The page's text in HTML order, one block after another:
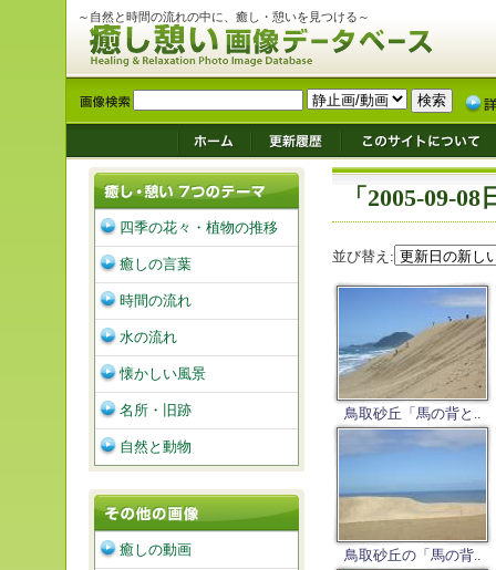
～自然と時間の流れの中に、癒し・憩いを見つける～
「2005-09-
並び替え:
鳥取砂丘「馬の背と..
鳥取砂丘の「馬の背..
四季の花々・植物の推移
癒しの言葉
時間の流れ
水の流れ
懐かしい風景
名所・旧跡
自然と動物
癒しの動画